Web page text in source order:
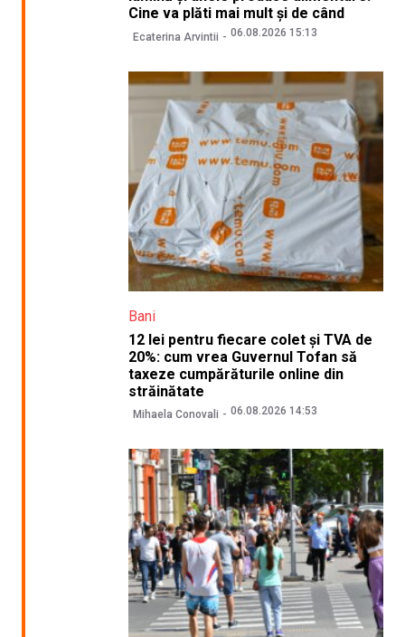
Cine va plăti mai mult și de când
Ecaterina Arvintii 06.08.2026 15:13
Bani
12 lei pentru fiecare colet și TVA de
20%: cum vrea Guvernul Tofan să
taxeze cumpărăturile online din
străinătate
Mihaela Conovali 06.08.2026 14:53